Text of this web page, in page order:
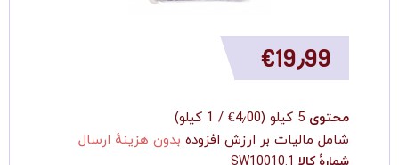
‎€19٫99
محتوی 5 کیلو (‎€4٫00 / 1 کیلو
)
شامل مالیات بر ارزش افزوده بدون هزینهٔ ارسال